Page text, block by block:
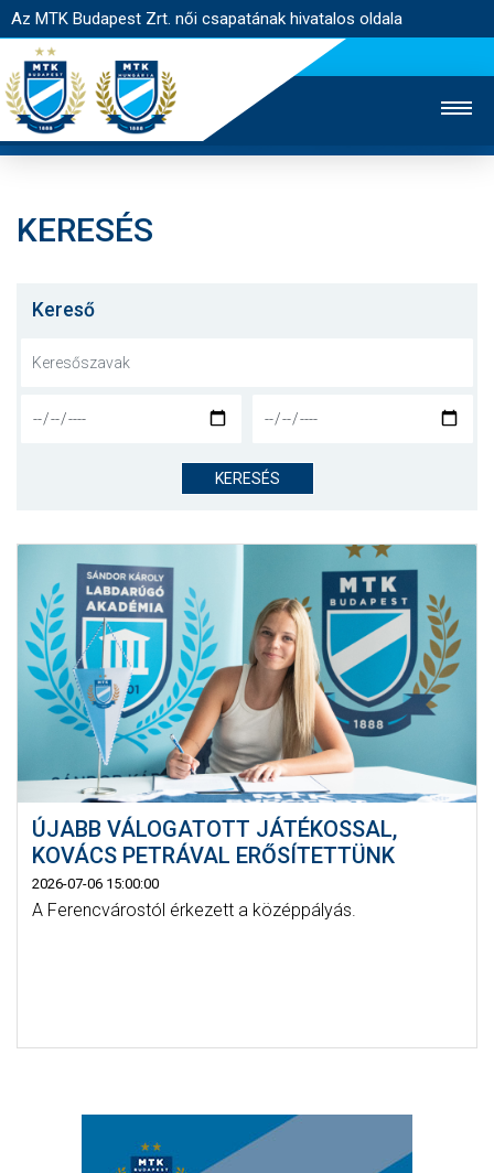
Az MTK Budapest Zrt. női csapatának hivatalos oldala
JEGYÉRTÉKESÍTÉS
NYITÓLAP
CSAPAT
KLUB
GALÉRIA
SZURKOLÓI ÉLMÉNYEK
SAJTÓ
KERESÉS
Kereső
KERESÉS
ÚJABB VÁLOGATOTT JÁTÉKOSSAL,
KOVÁCS PETRÁVAL ERŐSÍTETTÜNK
2026-07-06 15:00:00
A Ferencvárostól érkezett a középpályás.